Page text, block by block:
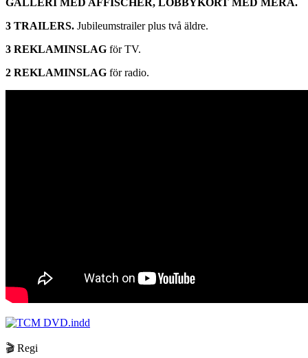
GALLERI MED AFFISCHER, LOBBYKORT MED MERA.
3 TRAILERS. Jubileumstrailer plus två äldre.
3 REKLAMINSLAG för TV.
2 REKLAMINSLAG för radio.
🎬 Regi